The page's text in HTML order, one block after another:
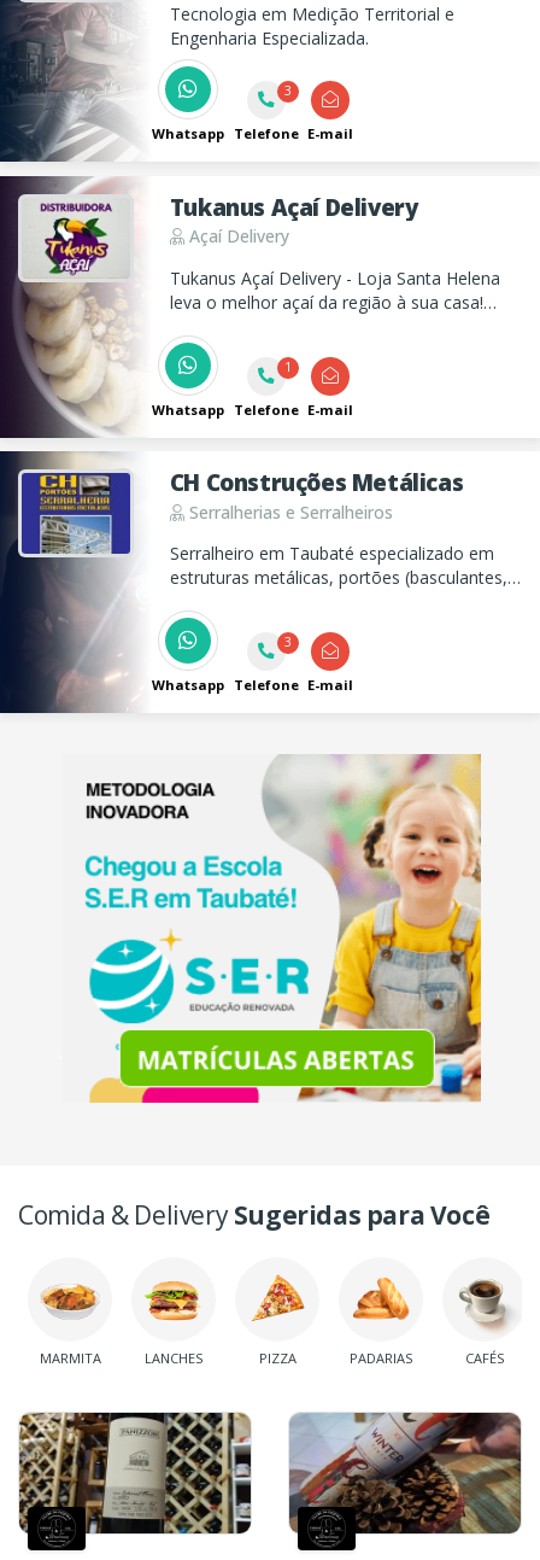
Tecnologia em Medição Territorial e
Engenharia Especializada.
Whatsapp
3
Telefone E-mail
Tukanus Açaí Delivery
Açaí Delivery
Tukanus Açaí Delivery - Loja Santa Helena
leva o melhor açaí da região à sua casa!
acompanhamentos deliciosos. Peça já seu
açai, vendas no atacado e varejo!
Whatsapp
1
Telefone E-mail
CH Construções Metálicas
Serralherias e Serralheiros
Serralheiro em Taubaté especializado em
estruturas metálicas, portões (basculantes,
automatizadas, automatização e
manutenção. Atendemos todo o Vale do
Paraíba. Solicite um orçamento!
Whatsapp
3
Telefone E-mail
Comida & DeliverySugeridas para Você
MARMITA LANCHES PIZZA PADARIAS CAFÉS